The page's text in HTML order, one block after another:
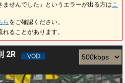
ませんでした」というエラーが出る方は こ
ら をご確認ください。
ることがあります。
2R